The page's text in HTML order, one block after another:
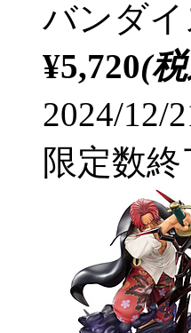
バンダ
¥5,720(
2024/12/
限定数終